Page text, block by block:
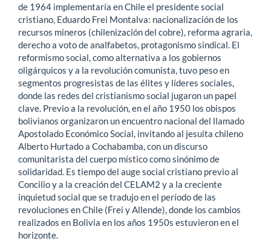
de 1964 implementaría en Chile el presidente social
cristiano, Eduardo Frei Montalva: nacionalización de los
recursos mineros (chilenización del cobre), reforma agraria,
derecho a voto de analfabetos, protagonismo sindical. El
reformismo social, como alternativa a los gobiernos
oligárquicos y a la revolución comunista, tuvo peso en
segmentos progresistas de las élites y líderes sociales,
donde las redes del cristianismo social jugaron un papel
clave. Previo a la revolución, en el año 1950 los obispos
bolivianos organizaron un encuentro nacional del llamado
Apostolado Económico Social, invitando al jesuita chileno
Alberto Hurtado a Cochabamba, con un discurso
comunitarista del cuerpo místico como sinónimo de
solidaridad. Es tiempo del auge social cristiano previo al
Concilio y a la creación del CELAM2 y a la creciente
inquietud social que se tradujo en el período de las
revoluciones en Chile (Frei y Allende), donde los cambios
realizados en Bolivia en los años 1950s estuvieron en el
horizonte.